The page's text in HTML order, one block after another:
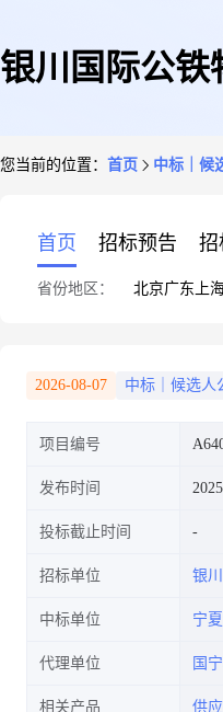
银川国际公铁
您当前的位置： 首页 中标｜候
首页 招标预告 招
省份地区： 北京广东 上
2026-08-07 中标｜候选人
项目编号
发布时间
投标截止时间
招标单位 银
中标单位 宁
代理单位 国
相关产品 供